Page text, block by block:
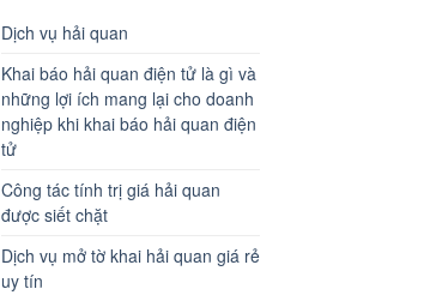
Dịch vụ hải quan
Khai báo hải quan điện tử là gì và
những lợi ích mang lại cho doanh
nghiệp khi khai báo hải quan điện
tử
Công tác tính trị giá hải quan
được siết chặt
Dịch vụ mở tờ khai hải quan giá rẻ
uy tín